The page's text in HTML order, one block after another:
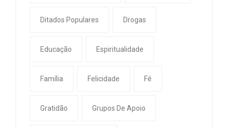
Ditados Populares Drogas
Educação Espiritualidade
Família Felicidade Fé
Gratidão Grupos De Apoio